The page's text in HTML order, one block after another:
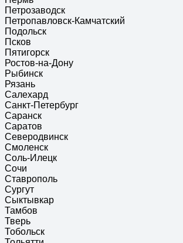
Петрозаводск
Петропавловск-Камчатский
Подольск
Псков
Пятигорск
Ростов-на-Дону
Рыбинск
Рязань
Салехард
Санкт-Петербург
Саранск
Саратов
Северодвинск
Смоленск
Соль-Илецк
Сочи
Ставрополь
Сургут
Сыктывкар
Тамбов
Тверь
Тобольск